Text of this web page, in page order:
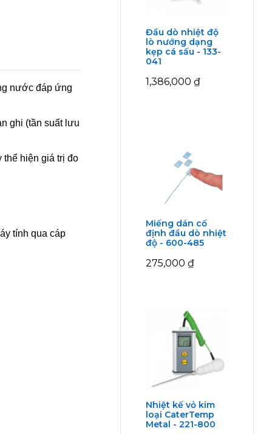
nước đáp ứng
ghi (tần suất lưu
thể hiện giá trị đo
tính qua cáp
Đầu dò nhiệt độ
lò nướng dạng
kẹp cá sấu - 133-
041
1,386,000₫
Miếng dán cố
định đầu dò nhiệt
độ - 600-485
275,000₫
Nhiệt kế vỏ kim
loại CaterTemp
Metal - 221-800